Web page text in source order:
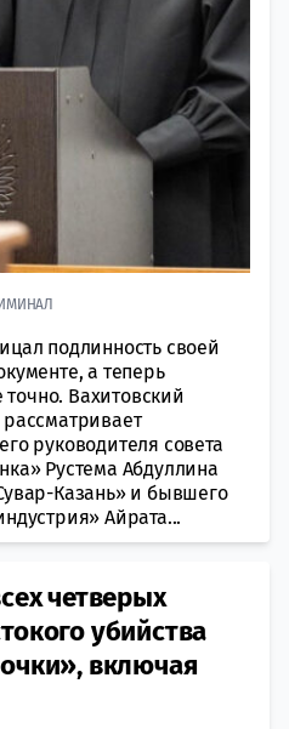
подлинность своей
а теперь
точно. Вахитовский
руководителя совета
Рустема Абдуллина
Казань» и бывшего
Айрата...
четверых
убийства
включая